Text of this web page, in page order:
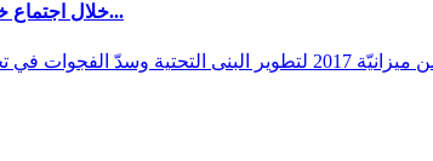
خلال اجتماع خاصّ عُقد في الكنيست: مركز مساواة يطالب...